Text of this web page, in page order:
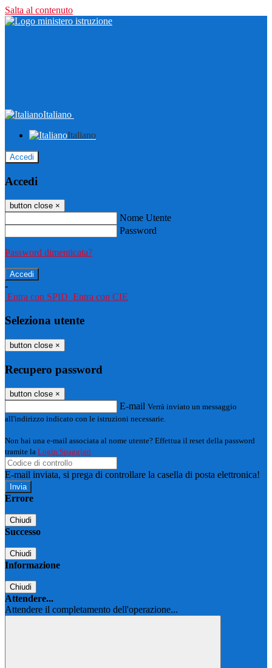
Salta al contenuto
Italiano
Italiano
Accedi
Accedi
button close ×
Nome Utente
Password
Password dimenticata?
-
Entra con SPID Entra con CIE
Seleziona utente
button close ×
Recupero password
button close ×
E-mail Verrà inviato un messaggio
all'indirizzo indicato con le istruzioni necessarie.
Non hai una e-mail associata al nome utente? Effettua il reset della password
tramite la Login Spaggiari
E-mail inviata, si prega di controllare la casella di posta elettronica!
Errore
Chiudi
Successo
Chiudi
Informazione
Chiudi
Attendere...
Attendere il completamento dell'operazione...